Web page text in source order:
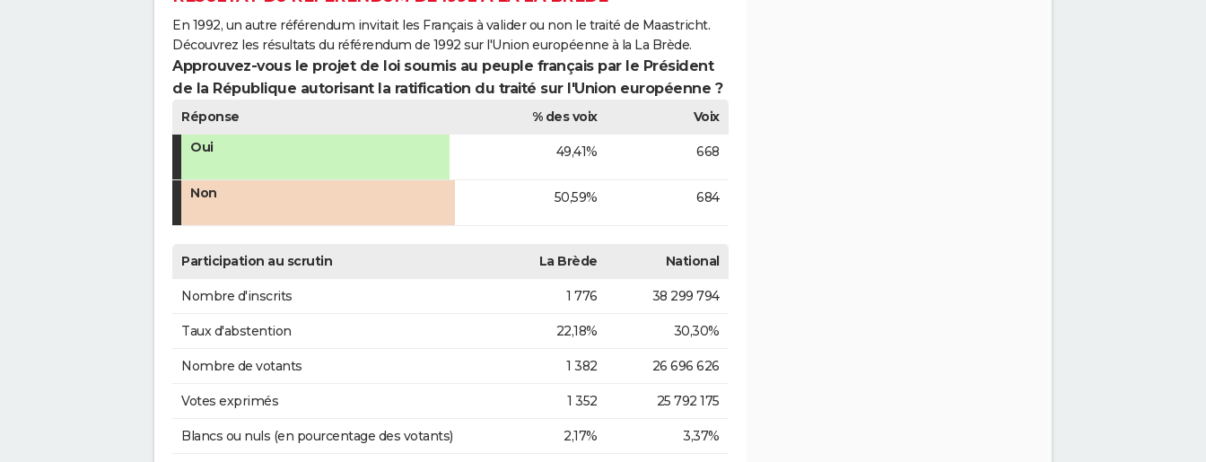
En 1992, un autre référendum invitait les Français à valider ou non le traité de Maastricht.
Découvrez les résultats du référendum de 1992 sur l'Union européenne à la La Brède.
Approuvez-vous le projet de loi soumis au peuple français par le Président
de la République autorisant la ratification du traité sur l'Union européenne ?
Réponse % des voix
Voix
Oui
49,41% 668
Non 50,59% 684
Participation au scrutin La Brède National
Nombre d'inscrits 1 776 38 299 794
Taux d'abstention 22,18% 30,30%
Nombre de votants 1 382 26 696 626
Votes exprimés 1 352 25 792 175
Blancs ou nuls (en pourcentage des votants) 2,17% 3,37%